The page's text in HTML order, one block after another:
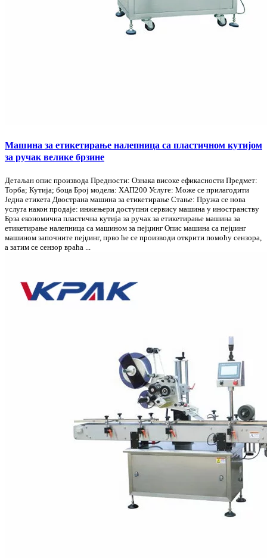
Машина за етикетирање налепница са пластичном кутијом
за ручак велике брзине
Детаљан опис производа Предности: Ознака високе ефикасности Предмет:
Торба; Кутија; боца Број модела: ХАП200 Услуге: Може се прилагодити
Једна етикета Двострана машина за етикетирање Стање: Пружа се нова
услуга након продаје: инжењери доступни сервису машина у иностранству
Брза економична пластична кутија за ручак за етикетирање машина за
етикетирање налепница са машином за пејџинг Опис машина са пејџинг
машином започните пејџинг, прво ће се производи открити помоћу сензора,
а затим се сензор враћа ...